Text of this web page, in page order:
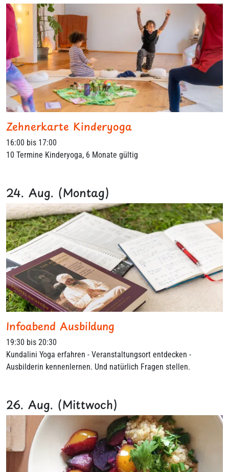
Zehnerkarte Kinderyoga
16:00 bis 17:00
10 Termine Kinderyoga, 6 Monate gültig
24. Aug. (Montag)
Infoabend Ausbildung
19:30 bis 20:30
Kundalini Yoga erfahren - Veranstaltungsort entdecken -
Ausbilderin kennenlernen. Und natürlich Fragen stellen.
26. Aug. (Mittwoch)